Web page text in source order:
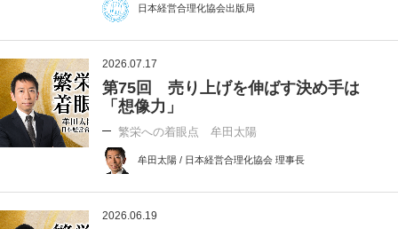
日本経営合理化協会出版局
2026.07.17
第75回 売り上げを伸ばす決め手は
「想像力」
繁栄への着眼点 牟田太陽
牟田太陽 / 日本経営合理化協会 理事長
2026.06.19